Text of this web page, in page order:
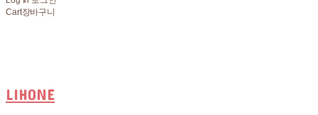
Cart장바구니
LIHONE